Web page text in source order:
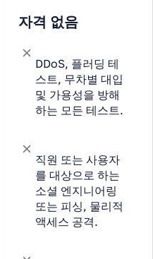
자격 없음
DDoS, 플러딩 테
스트, 무차별 대입
및 가용성을 방해
하는 모든 테스트.
직원 또는 사용자
를 대상으로 하는
소셜 엔지니어링
또는 피싱, 물리적
액세스 공격.